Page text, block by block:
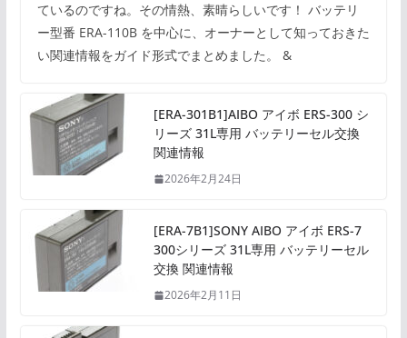
ているのですね。その情熱、素晴らしいです！ バッテリ
ー型番 ERA-110B を中心に、オーナーとして知っておきた
い関連情報をガイド形式でまとめました。 &
[ERA-301B1]AIBO アイボ ERS-300 シ
リーズ 31L専用 バッテリーセル交換
関連情報
2026年2月24日
[ERA-7B1]SONY AIBO アイボ ERS-7
300シリーズ 31L専用 バッテリーセル
交換 関連情報
2026年2月11日